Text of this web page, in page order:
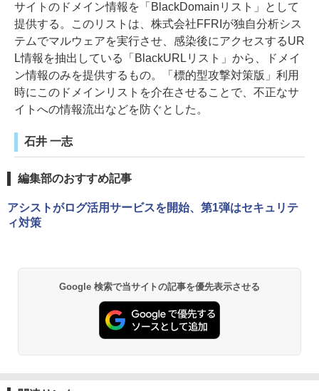
サイトのドメイン情報を「BlackDomainリスト」として
提供する。このリストは、株式会社FFRIが独自分析シス
テムでマルウェアを実行させ、感染後にアクセスするUR
L情報を抽出している「BlackURLリスト」から、ドメイ
ン情報のみを提供するもの。「標的型攻撃対策版」利用
時にこのドメインリストを介在させることで、不正なサ
イトへの情報流出などを防ぐとした。
石井 一志
編集部のおすすめ記事
アシストがログ活用サービスを開始、第1弾はセキュリテ
ィ対策
Google 検索で当サイトの記事を優先表示させる